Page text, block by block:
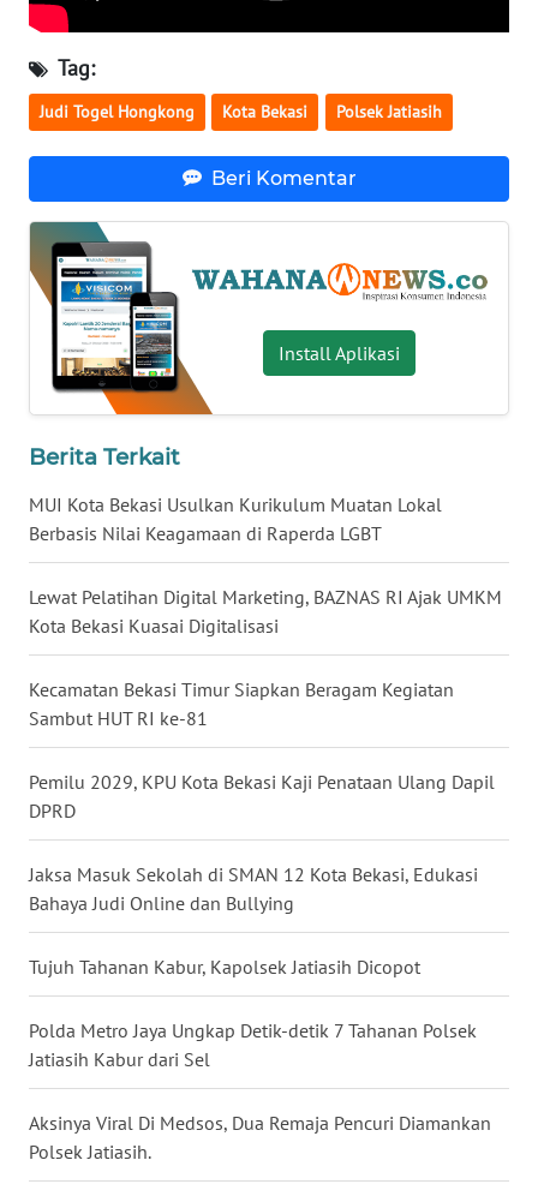
Tag:
Judi Togel Hongkong Kota Bekasi Polsek Jatiasih
Beri Komentar
Install Aplikasi
Berita Terkait
MUI Kota Bekasi Usulkan Kurikulum Muatan Lokal
Berbasis Nilai Keagamaan di Raperda LGBT
Lewat Pelatihan Digital Marketing, BAZNAS RI Ajak UMKM
Kota Bekasi Kuasai Digitalisasi
Kecamatan Bekasi Timur Siapkan Beragam Kegiatan
Sambut HUT RI ke-81
Pemilu 2029, KPU Kota Bekasi Kaji Penataan Ulang Dapil
DPRD
Jaksa Masuk Sekolah di SMAN 12 Kota Bekasi, Edukasi
Bahaya Judi Online dan Bullying
Tujuh Tahanan Kabur, Kapolsek Jatiasih Dicopot
Polda Metro Jaya Ungkap Detik-detik 7 Tahanan Polsek
Jatiasih Kabur dari Sel
Aksinya Viral Di Medsos, Dua Remaja Pencuri Diamankan
Polsek Jatiasih.
BARAT
WN
RIAU
WN
JAMBI
WN
SULTRA
NTB
SULTENG
WN
SULBAR
WN
BABEL
WN
SUMBAR
WN
SUMSEL
WN
BENGKULU
WN
WN